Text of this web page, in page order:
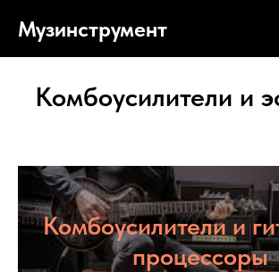
Музинструмент
Комбоусилители и
Комбоусилители и
процессоры